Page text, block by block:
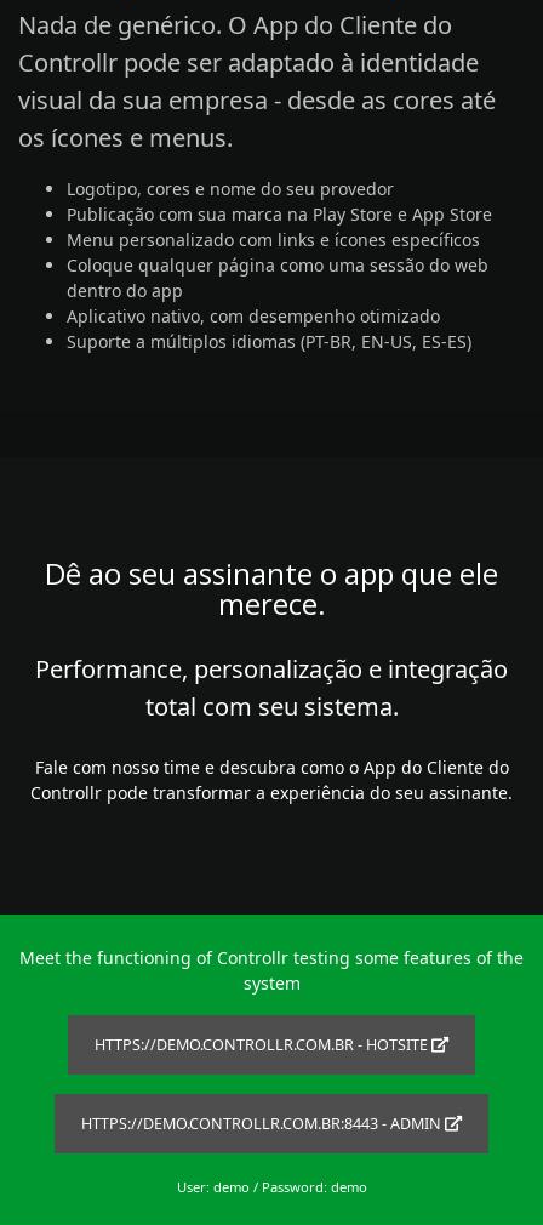
Nada de genérico. O App do Cliente do
Controllr pode ser adaptado à identidade
visual da sua empresa - desde as cores até
os ícones e menus.
Logotipo, cores e nome do seu provedor
Publicação com sua marca na Play Store e App Store
Menu personalizado com links e ícones específicos
Coloque qualquer página como uma sessão do web
dentro do app
Aplicativo nativo, com desempenho otimizado
Suporte a múltiplos idiomas (PT-BR, EN-US, ES-ES)
Dê ao seu assinante o app que ele
merece.
Performance, personalização e integração
total com seu sistema.
Fale com nosso time e descubra como o App do Cliente do
Controllr pode transformar a experiência do seu assinante.
Meet the functioning of Controllr testing some features of the
system
HTTPS://DEMO.CONTROLLR.COM.BR - HOTSITE
HTTPS://DEMO.CONTROLLR.COM.BR:8443 - ADMIN
User: demo / Password: demo